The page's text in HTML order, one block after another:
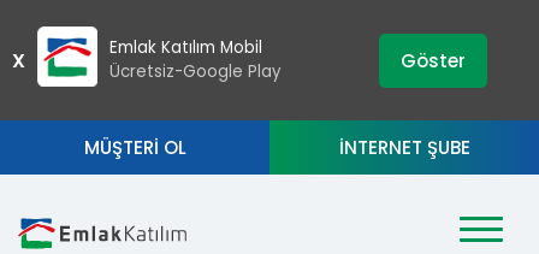
X
Emlak Katılım Mobil
Ücretsiz-Google Play
Göster
İNTERNET ŞUBE
MÜŞTERİ OL